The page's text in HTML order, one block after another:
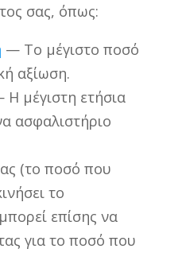
σας, όπως:
— Το μέγιστο ποσό
αξίωση.
Η μέγιστη ετήσια
ασφαλιστήριο
(το ποσό που
το
επίσης να
για το ποσό που